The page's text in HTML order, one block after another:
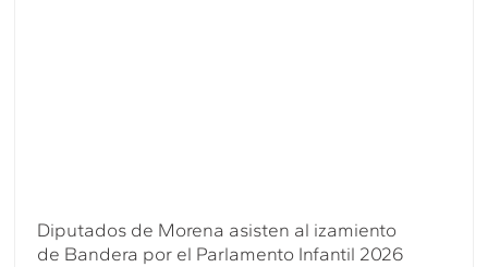
Diputados de Morena asisten al izamiento
de Bandera por el Parlamento Infantil 2026